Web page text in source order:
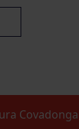
Covadonga